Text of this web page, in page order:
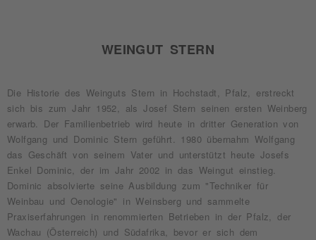
WEINGUT STERN
Die Historie des Weinguts Stern in Hochstadt, Pfalz, erstreckt
sich bis zum Jahr 1952, als Josef Stern seinen ersten Weinberg
erwarb. Der Familienbetrieb wird heute in dritter Generation von
Wolfgang und Dominic Stern geführt. 1980 übernahm Wolfgang
das Geschäft von seinem Vater und unterstützt heute Josefs
Enkel Dominic, der im Jahr 2002 in das Weingut einstieg.
Dominic absolvierte seine Ausbildung zum "Techniker für
Weinbau und Oenologie" in Weinsberg und sammelte
Praxiserfahrungen in renommierten Betrieben in der Pfalz, der
Wachau (Österreich) und Südafrika, bevor er sich dem